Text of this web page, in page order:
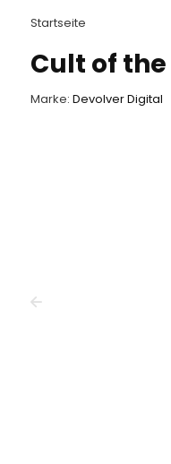
Startseite
Cult of
Marke: Devolver Digital